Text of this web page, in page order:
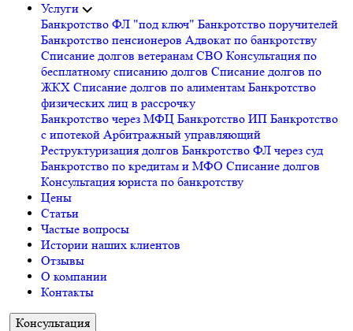
Услуги
Банкротство ФЛ "под ключ" Банкротство поручителей
Банкротство пенсионеров Адвокат по банкротству
Списание долгов ветеранам СВО Консультация по
бесплатному списанию долгов Списание долгов по
ЖКХ Списание долгов по алиментам Банкротство
физических лиц в рассрочку
Банкротство через МФЦ Банкротство ИП Банкротство
с ипотекой Арбитражный управляющий
Реструктуризация долгов Банкротство ФЛ через суд
Банкротство по кредитам и МФО Списание долгов
Консультация юриста по банкротству
Цены
Статьи
Частые вопросы
Истории наших клиентов
Отзывы
О компании
Контакты
Консультация